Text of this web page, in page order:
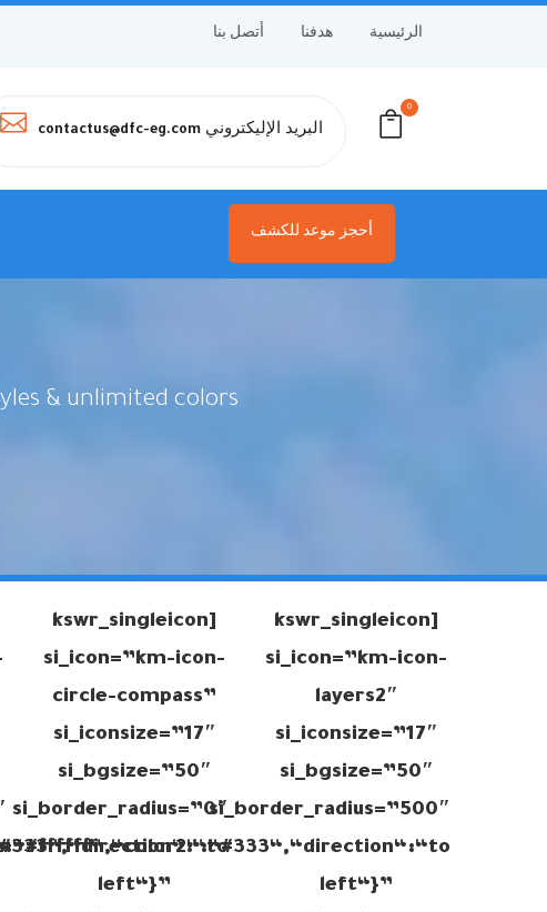
الرئيسية هدفنا أتصل بنا
0
البريد الإليكتروني contactus@dfc-eg.com
أحجز موعد للكشف
& unlimited colors.
[kswr_singleicon
si_icon=”km-icon-
circle-compass”
si_iconsize=”17″
si_bgsize=”50″
si_border_radius=”0″
left“}”
[kswr_singleicon
si_icon=”km-icon-
layers2″
si_iconsize=”17″
si_bgsize=”50″
si_border_radius=”500″
left“}”